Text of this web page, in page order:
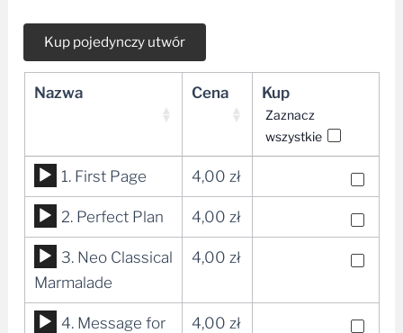
Nazwa Cena Kup
Zaznacz
wszystkie
Odtwarzacz
plików
dźwiękowych
1. First Page 4,00 zł
Odtwarzacz
plików
dźwiękowych
2. Perfect Plan 4,00 zł
Odtwarzacz
plików
dźwiękowych
3. Neo Classical
Marmalade
4,00 zł
Odtwarzacz
4. Message for
4,00 zł